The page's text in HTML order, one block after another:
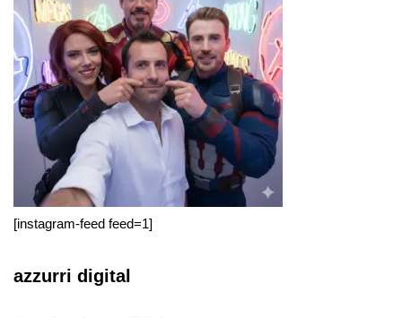
[instagram-feed feed=1]
azzurri digital